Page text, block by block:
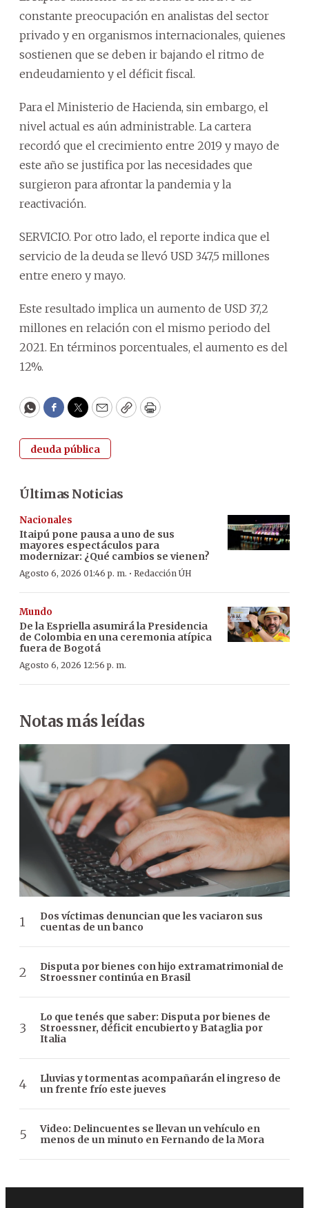
constante preocupación en analistas del sector
privado y en organismos internacionales, quienes
sostienen que se deben ir bajando el ritmo de
endeudamiento y el déficit fiscal.
Para el Ministerio de Hacienda, sin embargo, el
nivel actual es aún administrable. La cartera
recordó que el crecimiento entre 2019 y mayo de
este año se justifica por las necesidades que
surgieron para afrontar la pandemia y la
reactivación.
SERVICIO. Por otro lado, el reporte indica que el
servicio de la deuda se llevó USD 347,5 millones
entre enero y mayo.
Este resultado implica un aumento de USD 37,2
millones en relación con el mismo periodo del
2021. En términos porcentuales, el aumento es del
12%.
WhatsApp
Facebook
Twitter
EmailCopyPrint
deuda pública
Últimas Noticias
Nacionales
Itaipú pone pausa a uno de sus
mayores espectáculos para
modernizar: ¿Qué cambios se vienen?
Agosto 6, 2026 01:46 p. m. · Redacción ÚH
Mundo
De la Espriella asumirá la Presidencia
de Colombia en una ceremonia atípica
fuera de Bogotá
Agosto 6, 2026 12:56 p. m.
Notas más leídas
Dos víctimas denuncian que les vaciaron sus
cuentas de un banco
Disputa por bienes con hijo extramatrimonial de
Stroessner continúa en Brasil
Lo que tenés que saber: Disputa por bienes de
Stroessner, déficit encubierto y Bataglia por
Italia
Lluvias y tormentas acompañarán el ingreso de
un frente frío este jueves
Video: Delincuentes se llevan un vehículo en
menos de un minuto en Fernando de la Mora